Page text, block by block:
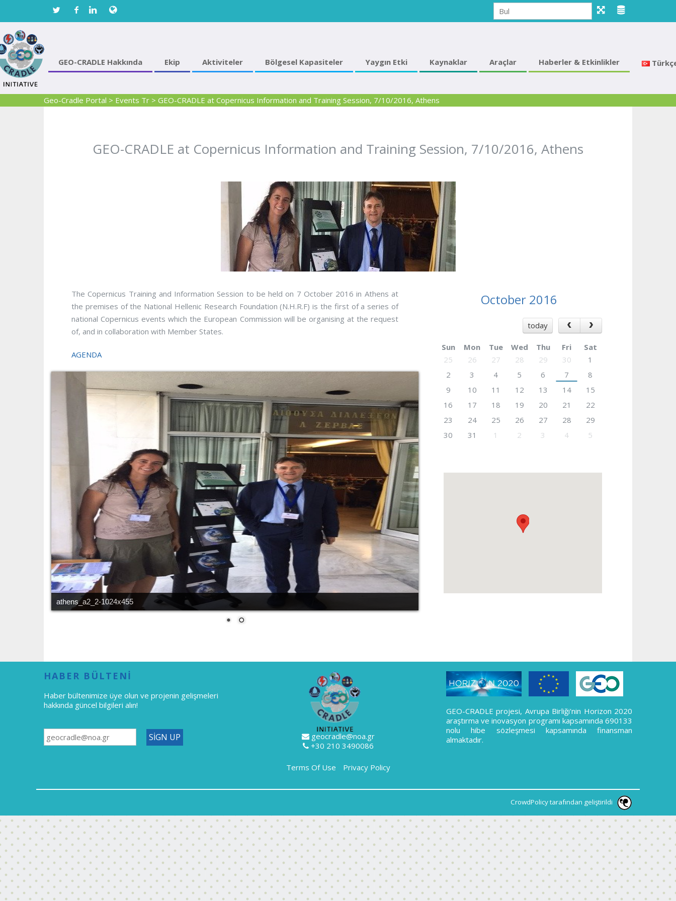
GEO-CRADLE Hakkında Ekip Aktiviteler Bölgesel Kapasiteler Yaygın Etki Kaynaklar Araçlar Haberler & Etkinlikler
Geo-Cradle Portal > Events Tr > GEO-CRADLE at Copernicus Information and Training Session, 7/10/2016, Athens
GEO-CRADLE at Copernicus Information and Training Session, 7/10/2016, Athens
The Copernicus Training and Information Session to be held on 7 October 2016 in Athens at
the premises of the National Hellenic Research Foundation (N.H.R.F) is the first of a series of
national Copernicus events which the European Commission will be organising at the request
of, and in collaboration with Member States.
AGENDA
athens_a2_2-1024x455
October 2016
today
Sun Mon Tue Wed Thu Fri
Sat
25
26 27 28 29 30
1
2
3 4 5 6 7
8
9
10 11 12 13 14
15
16
17 18 19 20 21
22
23
24 25 26 27 28
29
30
31 1 2 3 4 5
HABER BÜLTENİ
Haber bültenimize üye olun ve projenin gelişmeleri
hakkında güncel bilgileri alın!
geocradle@noa.gr
+30 210 3490086
Terms Of Use Privacy Policy
GEO-CRADLE projesi, Avrupa Birliği'nin Horizon 2020
araştırma ve inovasyon programı kapsamında 690133
nolu hibe sözleşmesi kapsamında finansman
almaktadır.
CrowdPolicy tarafından geliştirildi